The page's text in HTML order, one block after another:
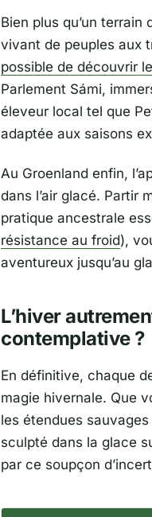
Bien plus qu’un terrain
vivant de peuples aux
possible de découvrir
Parlement Sámi,
éleveur local tel que
adaptée aux saisons
Au Groenland enfin,
dans l’air glacé. Partir
pratique ancestrale
résistance au froid),
aventureux jusqu’au
L’hiver
contemplative ?
En définitive, chaque
magie hivernale. Que
les étendues
sculpté dans la glace
par ce soupçon